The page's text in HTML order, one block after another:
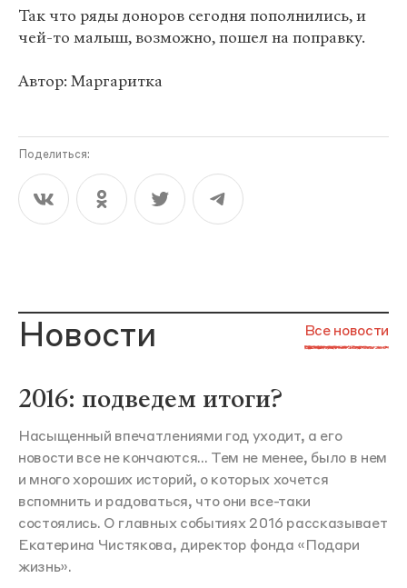
Так что ряды доноров сегодня пополнились, и
чей-то малыш, возможно, пошел на поправку.
Автор: Маргаритка
Поделиться:
Новости Все новости
2016: подведем итоги?
Насыщенный впечатлениями год уходит, а его
новости все не кончаются... Тем не менее, было в нем
и много хороших историй, о которых хочется
вспомнить и радоваться, что они все-таки
состоялись. О главных событиях 2016 рассказывает
Екатерина Чистякова, директор фонда «Подари
жизнь».